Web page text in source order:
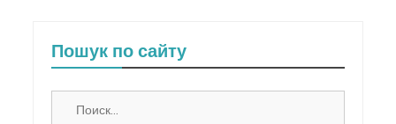
Пошук по сайту